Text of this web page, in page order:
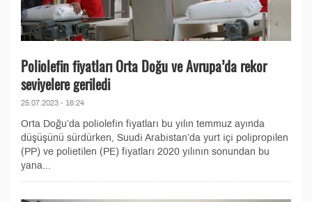
Poliolefin fiyatları Orta Doğu ve Avrupa’da rekor
seviyelere geriledi
25.07.2023 - 16:24
Orta Doğu’da poliolefin fiyatları bu yılın temmuz ayında
düşüşünü sürdürken, Suudi Arabistan’da yurt içi polipropilen
(PP) ve polietilen (PE) fiyatları 2020 yılının sonundan bu
yana...